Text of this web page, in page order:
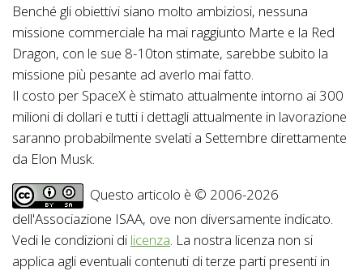
Benché gli obiettivi siano molto ambiziosi, nessuna
missione commerciale ha mai raggiunto Marte e la Red
Dragon, con le sue 8-10ton stimate, sarebbe subito la
missione più pesante ad averlo mai fatto.
Il costo per SpaceX è stimato attualmente intorno ai 300
milioni di dollari e tutti i dettagli attualmente in lavorazione
saranno probabilmente svelati a Settembre direttamente
da Elon Musk.
Questo articolo è © 2006-2026
dell'Associazione ISAA, ove non diversamente indicato.
Vedi le condizioni di licenza. La nostra licenza non si
applica agli eventuali contenuti di terze parti presenti in